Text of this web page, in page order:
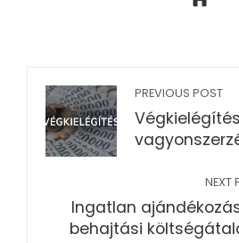
PREVIOUS POST
NEXT
Ingatlan
behajtási